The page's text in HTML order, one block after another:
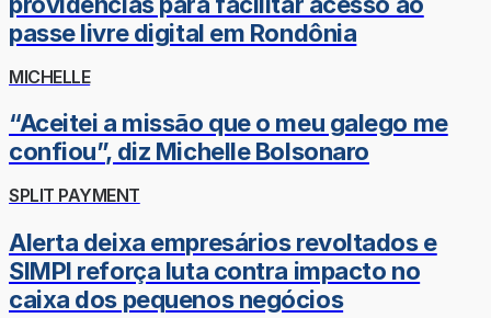
passe livre digital em Rondônia
MICHELLE
“Aceitei a missão que o meu galego me
confiou”, diz Michelle Bolsonaro
SPLIT PAYMENT
Alerta deixa empresários revoltados e
SIMPI reforça luta contra impacto no
caixa dos pequenos negócios